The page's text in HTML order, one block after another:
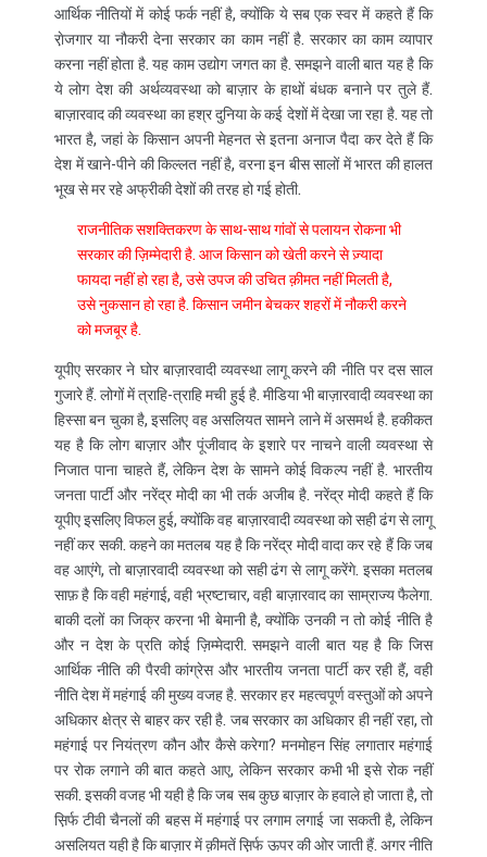
आर्थिक नीतियों में कोई फर्क नहीं है, क्योंकि ये सब एक स्वर में कहते हैं कि
रा़ेजगार या नौकरी देना सरकार का काम नहीं है. सरकार का काम व्यापार
करना नहीं होता है. यह काम उद्योग जगत का है. समझने वाली बात यह है कि
ये लोग देश की अर्थव्यवस्था को बाज़ार के हाथों बंधक बनाने पर तुले हैं.
बाज़ारवाद की व्यवस्था का हश्र दुनिया के कई देशों में देखा जा रहा है. यह तो
भारत है, जहां के किसान अपनी मेहनत से इतना अनाज पैदा कर देते हैं कि
देश में खाने-पीने की किल्लत नहीं है, वरना इन बीस सालों में भारत की हालत
भूख से मर रहे अफ्रीकी देशों की तरह हो गई होती.
राजनीतिक सशक्तिकरण के साथ-साथ गांवों से पलायन रोकना भी
सरकार की ज़िम्मेदारी है. आज किसान को खेती करने से ज़्यादा
फायदा नहीं हो रहा है, उसे उपज की उचित क़ीमत नहीं मिलती है,
उसे नुकसान हो रहा है. किसान जमीन बेचकर शहरों में नौकरी करने
को मजबूर है.
यूपीए सरकार ने घोर बाज़ारवादी व्यवस्था लागू करने की नीति पर दस साल
गुजारे हैं. लोगों में त्राहि-त्राहि मची हुई है. मीडिया भी बाज़ारवादी व्यवस्था का
हिस्सा बन चुका है, इसलिए वह असलियत सामने लाने में असमर्थ है. हकीकत
यह है कि लोग बाज़ार और पूंजीवाद के इशारे पर नाचने वाली व्यवस्था से
निजात पाना चाहते हैं, लेकिन देश के सामने कोई विकल्प नहीं है. भारतीय
जनता पार्टी और नरेंद्र मोदी का भी तर्क अजीब है. नरेंद्र मोदी कहते हैं कि
यूपीए इसलिए विफल हुई, क्योंकि वह बाज़ारवादी व्यवस्था को सही ढंग से लागू
नहीं कर सकी. कहने का मतलब यह है कि नरेंद्र मोदी वादा कर रहे हैं कि जब
वह आएंगे, तो बाज़ारवादी व्यवस्था को सही ढंग से लागू करेंगे. इसका मतलब
साफ़ है कि वही महंगाई, वही भ्रष्टाचार, वही बाज़ारवाद का साम्राज्य फैलेगा.
बाकी दलों का जिक्र करना भी बेमानी है, क्योंकि उनकी न तो कोई नीति है
और न देश के प्रति कोई ज़िम्मेदारी. समझने वाली बात यह है कि जिस
आर्थिक नीति की पैरवी कांग्रेस और भारतीय जनता पार्टी कर रही हैं, वही
नीति देश में महंगाई की मुख्य वजह है. सरकार हर महत्वपूर्ण वस्तुओं को अपने
अधिकार क्षेत्र से बाहर कर रही है. जब सरकार का अधिकार ही नहीं रहा, तो
महंगाई पर नियंत्रण कौन और कैसे करेगा? मनमोहन सिंह लगातार महंगाई
पर रोक लगाने की बात कहते आए, लेकिन सरकार कभी भी इसे रोक नहीं
सकी. इसकी वजह भी यही है कि जब सब कुछ बाज़ार के हवाले हो जाता है, तो
स़िर्फ टीवी चैनलों की बहस में महंगाई पर लगाम लगाई जा सकती है, लेकिन
असलियत यही है कि बाज़ार में क़ीमतें स़िर्फ ऊपर की ओर जाती हैं. अगर नीति